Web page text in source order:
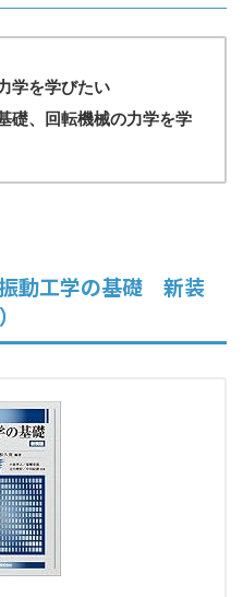
学を学びたい
礎、回転機械の力学を学
動工学の基礎 新装